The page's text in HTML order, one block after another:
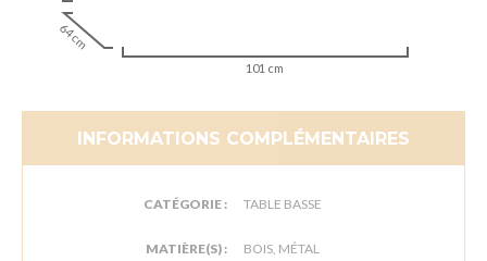
64 cm
101 cm
INFORMATIONS COMPLÉMENTAIRES
CATÉGORIE : TABLE BASSE
MATIÈRE(S) : BOIS, MÉTAL